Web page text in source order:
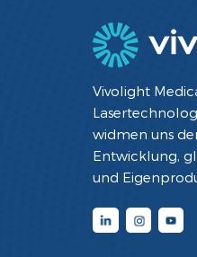
Vivolight
widmen uns
Entwicklung,
und
Diagnose- und